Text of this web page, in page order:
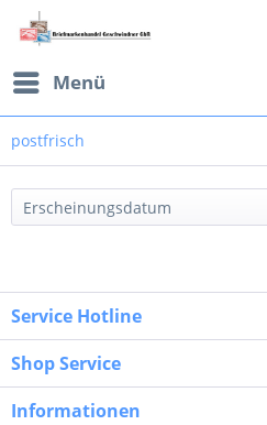
Menü
postfrisch
Service Hotline
Shop Service
Informationen